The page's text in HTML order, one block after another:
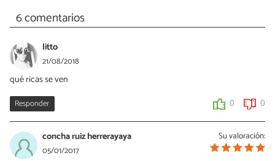
6 comentarios
litto
21/08/2018
qué ricas se ven
Responder 0 0
Su valoración:
concha ruiz herrerayaya
05/01/2017